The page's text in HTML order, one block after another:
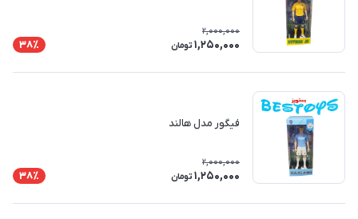
2,000,000
1,250,000 تومان 38٪
فیگور مدل هالند
2,000,000
1,250,000 تومان 38٪